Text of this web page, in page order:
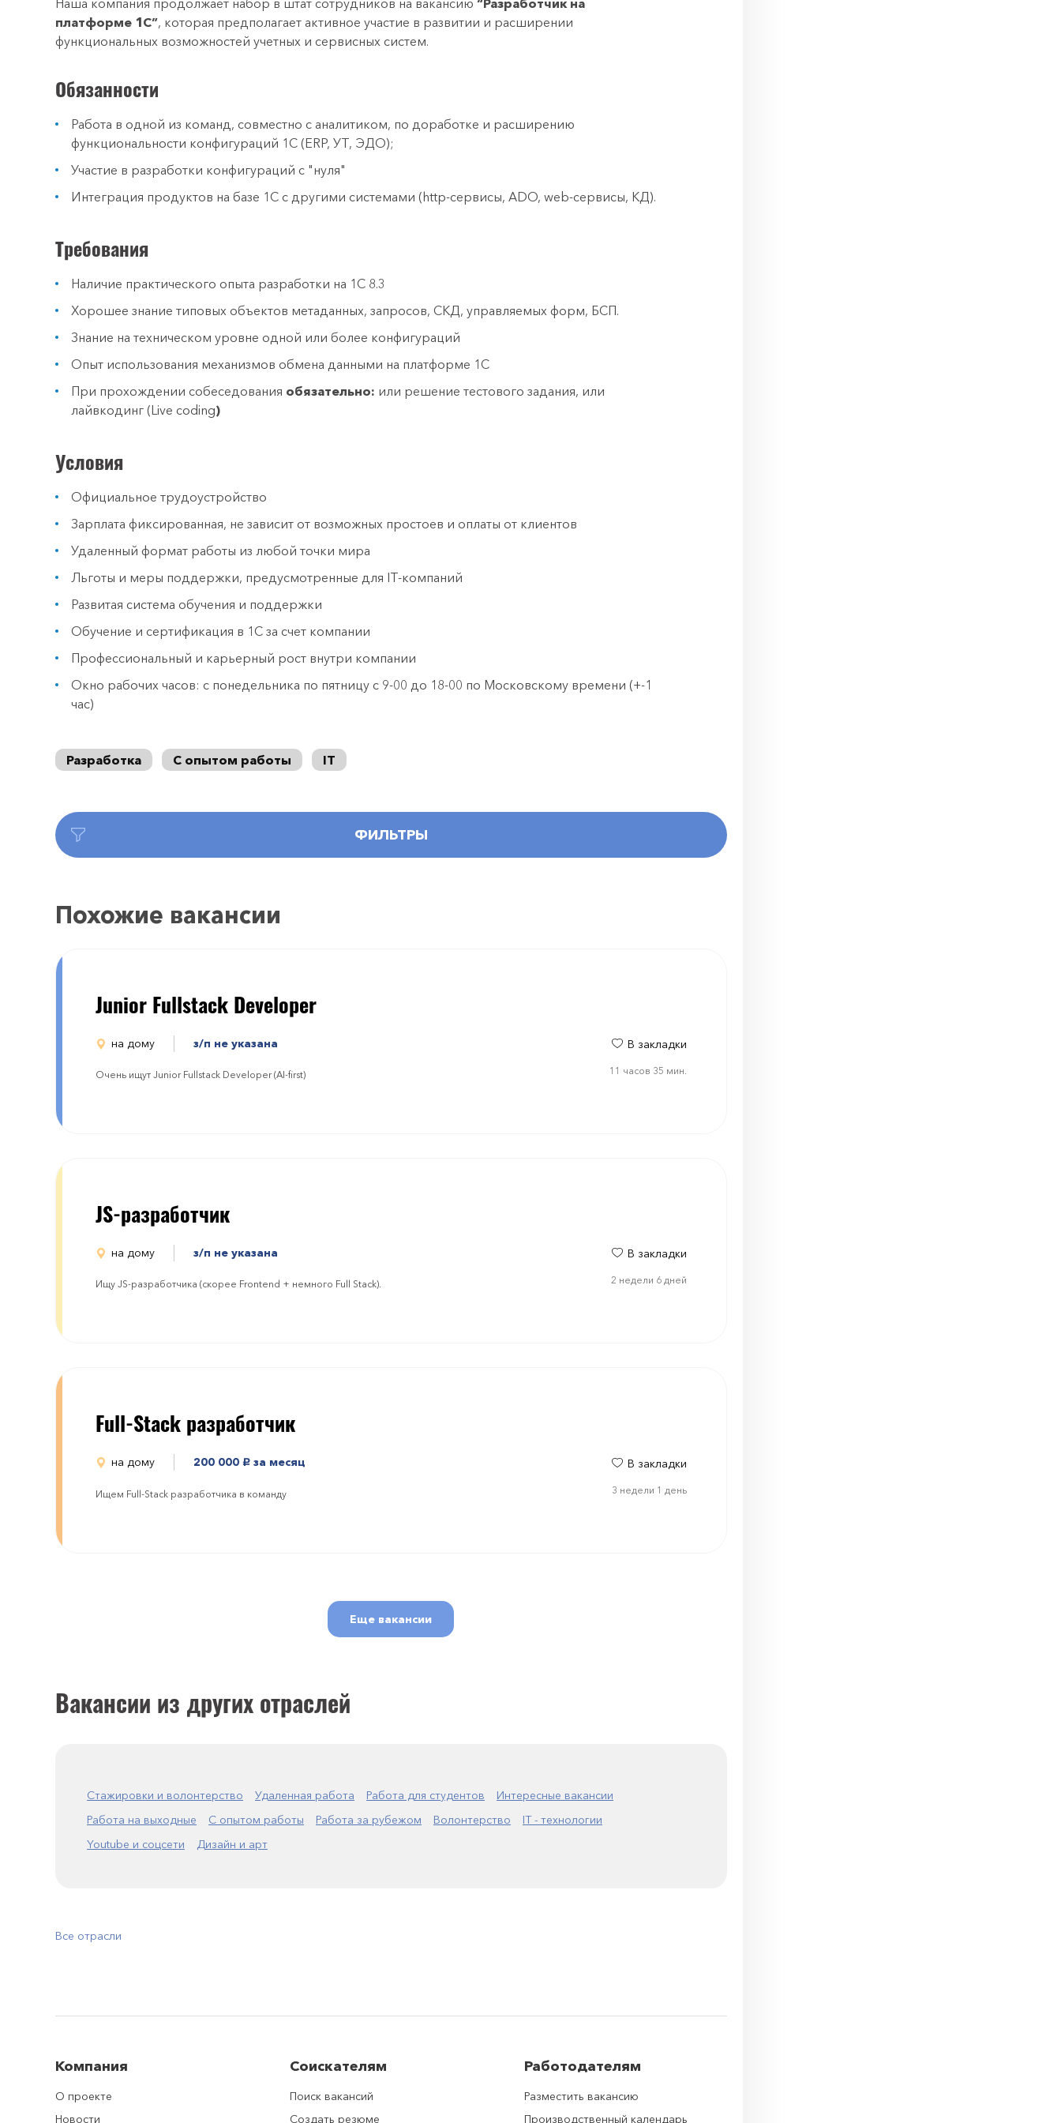
Наша компания продолжает набор в штат сотрудников на вакансию “Разработчик на
платформе 1С”, которая предполагает активное участие в развитии и расширении
функциональных возможностей учетных и сервисных систем.
Обязанности
Работа в одной из команд, совместно с аналитиком, по доработке и расширению
функциональности конфигураций 1С (ERP, УТ, ЭДО);
Участие в разработки конфигураций с "нуля"
Интеграция продуктов на базе 1С с другими системами (http-сервисы, ADO, web-сервисы, КД).
Требования
Наличие практического опыта разработки на 1С 8.3
Хорошее знание типовых объектов метаданных, запросов, СКД, управляемых форм, БСП.
Знание на техническом уровне одной или более конфигураций
Опыт использования механизмов обмена данными на платформе 1С
При прохождении собеседования обязательно: или решение тестового задания, или
лайвкодинг (Live coding)
Условия
Официальное трудоустройство
Зарплата фиксированная, не зависит от возможных простоев и оплаты от клиентов
Удаленный формат работы из любой точки мира
Льготы и меры поддержки, предусмотренные для IT-компаний
Развитая система обучения и поддержки
Обучение и сертификация в 1С за счет компании
Профессиональный и карьерный рост внутри компании
Окно рабочих часов: с понедельника по пятницу с 9-00 до 18-00 по Московскому времени (+-1
час)
Разработка С опытом работы IT
ФИЛЬТРЫ
Похожие вакансии
Junior Fullstack Developer
на дому з/п не указана
Очень ищут Junior Fullstack Developer (AI-first)
В закладки
11 часов 35 мин.
JS-разработчик
на дому з/п не указана
Ищу JS-разработчика (скорее Frontend + немного Full Stack).
В закладки
2 недели 6 дней
Full-Stack разработчик
на дому 200 000 руб. за месяц
Ищем Full-Stack разработчика в команду
В закладки
3 недели 1 день
Еще вакансии
Вакансии из других отраслей
Стажировки и волонтерство Удаленная работа Работа для студентов
Интересные вакансии
Работа на выходные
С опытом работы Работа за рубежом Волонтерство
IT - технологии
Youtube и соцсети
Дизайн и арт
Все отрасли
Компания
О проекте
Новости
Соискателям
Поиск вакансий
Создать резюме
Работодателям
Разместить вакансию
Производственный календарь